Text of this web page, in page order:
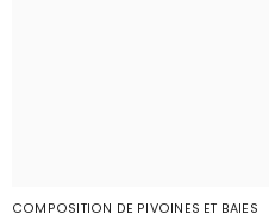
COMPOSITION DE PIVOINES ET BAIES